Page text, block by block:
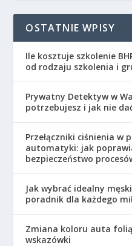
OSTATNIE WPISY
Ile kosztuje szkolenie
od rodzaju szkolenia i
Prywatny Detektyw w
potrzebujesz i jak nie
Przełączniki ciśnienia w
automatyki: jak
bezpieczeństwo
Jak wybrać idealny
poradnik dla każdego
Zmiana koloru auta
wskazówki